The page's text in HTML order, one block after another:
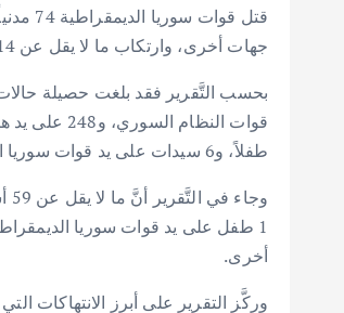
جهات أخرى، وارتكاب ما لا يقل عن 14 مجازر.
طفلاً، و6 سيدات على يد قوات سوريا الديمقراطية.
أخرى.